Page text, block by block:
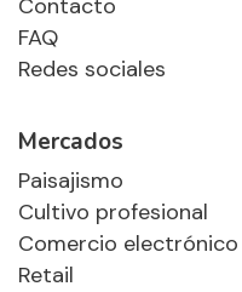
Contacto
FAQ
Redes sociales
Mercados
Paisajismo
Cultivo profesional
Comercio electrónico
Retail